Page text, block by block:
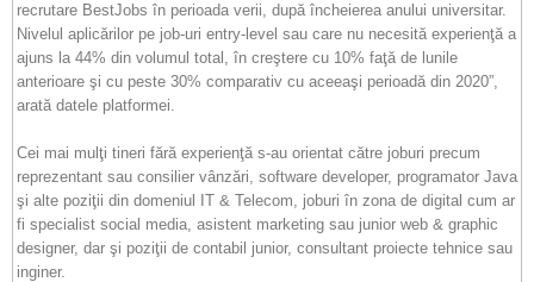
recrutare BestJobs în perioada verii, după încheierea anului universitar.
Nivelul aplicărilor pe job-uri entry-level sau care nu necesită experienţă a
ajuns la 44% din volumul total, în creştere cu 10% faţă de lunile
anterioare şi cu peste 30% comparativ cu aceeaşi perioadă din 2020”,
arată datele platformei.
Cei mai mulţi tineri fără experienţă s-au orientat către joburi precum
reprezentant sau consilier vânzări, software developer, programator Java
şi alte poziţii din domeniul IT & Telecom, joburi în zona de digital cum ar
fi specialist social media, asistent marketing sau junior web & graphic
designer, dar şi poziţii de contabil junior, consultant proiecte tehnice sau
inginer.